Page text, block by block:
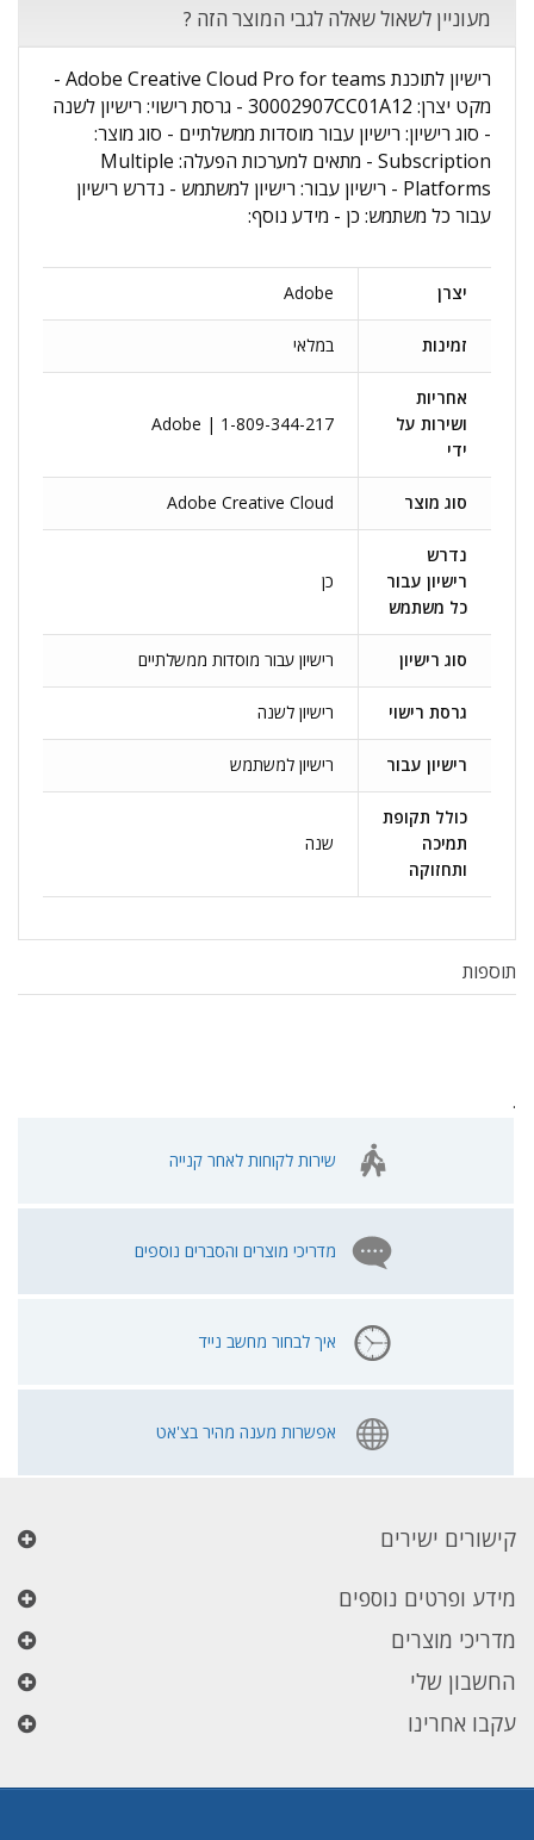
מעוניין לשאול שאלה לגבי המוצר הזה ?
רישיון לתוכנת Adobe Creative Cloud Pro for teams -
מקט יצרן: 30002907CC01A12 - גרסת רישוי: רישיון לשנה
- סוג רישיון: רישיון עבור מוסדות ממשלתיים - סוג מוצר:
Subscription - מתאים למערכות הפעלה: Multiple
Platforms - רישיון עבור: רישיון למשתמש - נדרש רישיון
עבור כל משתמש: כן - מידע נוסף:
יצרן Adobe
זמינות במלאי
אחריות
ושירות על
ידי
Adobe | 1-809-344-217
סוג מוצר Adobe Creative Cloud
נדרש
רישיון עבור
כל משתמש
כן
סוג רישיון רישיון עבור מוסדות ממשלתיים
גרסת רישוי רישיון לשנה
רישיון עבור רישיון למשתמש
כולל תקופת
תמיכה
ותחזוקה
שנה
תוספות
.
שירות לקוחות לאחר קנייה
מדריכי מוצרים והסברים נוספים
איך לבחור מחשב נייד
אפשרות מענה מהיר בצ'אט
קישורים ישירים
מידע ופרטים נוספים
מדריכי מוצרים
החשבון שלי
עקבו אחרינו